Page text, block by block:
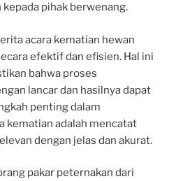
pihak berwenang.
acara kematian hewan
efektif dan efisien. Hal ini
bahwa proses
lancar dan hasilnya dapat
penting dalam
kematian adalah mencatat
dengan jelas dan akurat.
pakar peternakan dari